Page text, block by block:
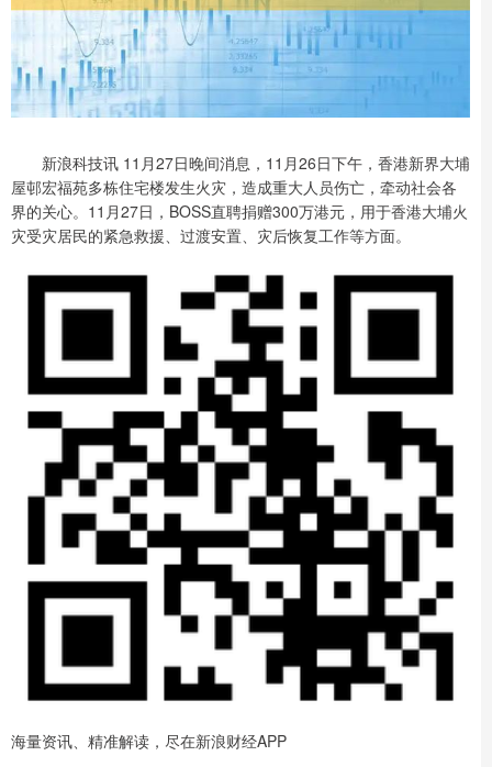
新浪科技讯 11月27日晚间消息，11月26日下午，香港新界大埔
屋邨宏福苑多栋住宅楼发生火灾，造成重大人员伤亡，牵动社会各
界的关心。11月27日，BOSS直聘捐赠300万港元，用于香港大埔火
灾受灾居民的紧急救援、过渡安置、灾后恢复工作等方面。
海量资讯、精准解读，尽在新浪财经APP